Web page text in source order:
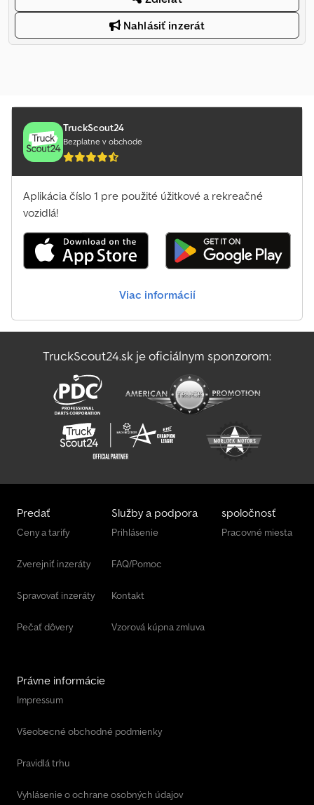
Nahlásiť inzerát
TruckScout24
Bezplatne v obchode
Aplikácia číslo 1 pre použité úžitkové a rekreačné
vozidlá!
Viac informácií
TruckScout24.sk je oficiálnym sponzorom:
Predať
Ceny a tarify
Zverejniť inzeráty
Spravovať inzeráty
Pečať dôvery
Služby a podpora
Prihlásenie
FAQ/Pomoc
Kontakt
Vzorová kúpna zmluva
spoločnosť
Pracovné miesta
Právne informácie
Impressum
Všeobecné obchodné podmienky
Pravidlá trhu
Vyhlásenie o ochrane osobných údajov